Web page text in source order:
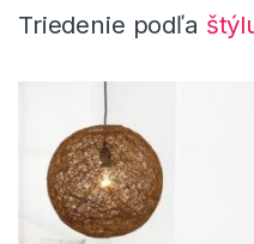
z prírodného dreva z rady
Dizajnové závesné svietidlá
stolom
Populárne sú vysiace
podlhovastom tvare
BONIFACIO, PIER alebo
osvetlili. Na túto funkciu sú
z viacerých lámp a
Triedenie podľa